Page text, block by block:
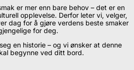
er mer enn bare behov – det er en
opplevelse. Derfor leter vi, velger,
dag for å gjøre verdens beste smaker
for deg.
en historie – og vi ønsker at denne
begynne ved ditt bord.